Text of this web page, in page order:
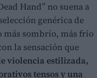
Hand” no suena a
genérica de
más sombrío, más frío
la sensación que
violencia estilizada,
tensos y una